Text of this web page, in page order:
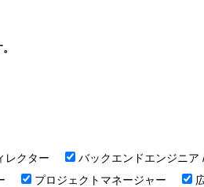
レクター
バックエンドエンジニア
プロジェクトマネージャー